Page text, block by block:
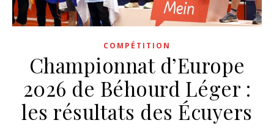
COMPÉTITION
Championnat d’Europe
2026 de Béhourd Léger :
les résultats des Écuyers